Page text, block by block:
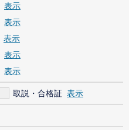
取説・合格証